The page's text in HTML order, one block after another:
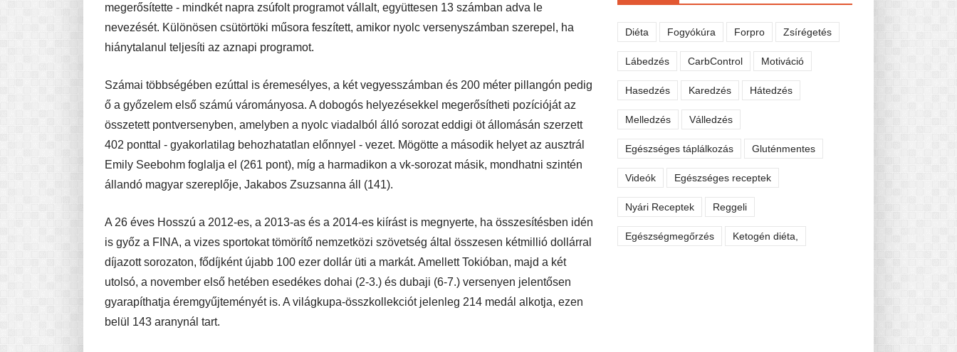
megerősítette - mindkét napra zsúfolt programot vállalt, együttesen 13 számban adva le
nevezését. Különösen csütörtöki műsora feszített, amikor nyolc versenyszámban szerepel, ha
hiánytalanul teljesíti az aznapi programot.
Számai többségében ezúttal is éremesélyes, a két vegyesszámban és 200 méter pillangón pedig
ő a győzelem első számú várományosa. A dobogós helyezésekkel megerősítheti pozícióját az
összetett pontversenyben, amelyben a nyolc viadalból álló sorozat eddigi öt állomásán szerzett
402 ponttal - gyakorlatilag behozhatatlan előnnyel - vezet. Mögötte a második helyet az ausztrál
Emily Seebohm foglalja el (261 pont), míg a harmadikon a vk-sorozat másik, mondhatni szintén
állandó magyar szereplője, Jakabos Zsuzsanna áll (141).
A 26 éves Hosszú a 2012-es, a 2013-as és a 2014-es kiírást is megnyerte, ha összesítésben idén
is győz a FINA, a vizes sportokat tömörítő nemzetközi szövetség által összesen kétmillió dollárral
díjazott sorozaton, fődíjként újabb 100 ezer dollár üti a markát. Amellett Tokióban, majd a két
utolsó, a november első hetében esedékes dohai (2-3.) és dubaji (6-7.) versenyen jelentősen
gyarapíthatja éremgyűjteményét is. A világkupa-összkollekciót jelenleg 214 medál alkotja, ezen
belül 143 aranynál tart.
Diéta Fogyókúra Forpro Zsírégetés
Lábedzés CarbControl Motiváció
Hasedzés Karedzés Hátedzés
Melledzés Válledzés
Egészséges táplálkozás Gluténmentes
Videók Egészséges receptek
Nyári Receptek Reggeli
Egészségmegőrzés Ketogén diéta,